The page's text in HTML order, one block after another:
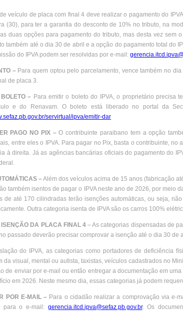
veículo de placa com final 4 deve realizar o pagamento do
(30), para ter a garantia do desconto de 10% no tributo, na
duas opções para pagamento do tributo, mas desta vez sem
também até o dia 30 de abril e a opção do pagamento total do
do IPVA podem ser resolvidas por e-mail:
–Para quem optou pelo parcelamento, vence também no
de placa 3.
– Para emitir o boleto do IPVA, o proprietário precisa
e do Renavam. O boleto está liberado no portal da
servirtual/ipva/emitir-dar
PAGO NO PIX –O contribuinte paraibano tem a opção
entre eles o IPVA. Para pagar no Pix, basta o contribuinte,
à direita. Já as agências bancárias oficiais do pagamento do
–Além dos veículos acima de 15 anos (fabricação
também isentos de pagar o IPVA neste ano de 2026, por meio
de até 170 cilindradas terão isenções automáticas, ou seja,
Outra categoria isenta de IPVA são os carros 100%
ISENÇÃO DA PLACA FINAL 4– As categorias dispensadas de
passado deverão precisar comprovar a isenção até o dia 30 de
do IPVA, as categorias como portadores de deficiência
da visual, mental ou autista, taxistas, veículos cadastrados no
de enviar por e-mail ou então entregar a documentação em
em 2026. Neste mesmo dia, essas categorias já podem
POR E-MAIL – Para o cidadão realizar a comprovação via e-
para o e-mail: gerencia.itcd.ipva@sefaz.pb.gov.br. Os